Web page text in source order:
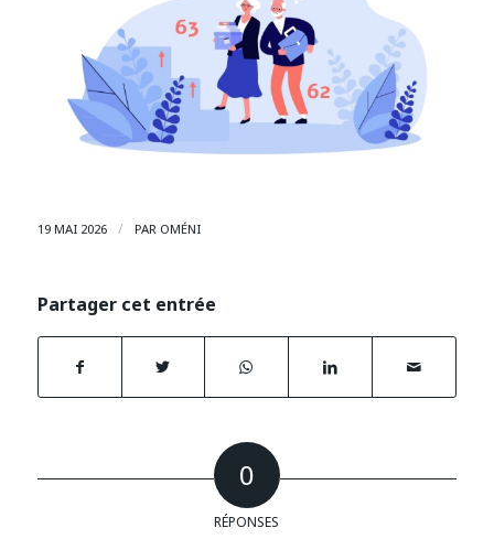
19 MAI 2026 / PAR OMÉNI
Partager cet entrée
0
RÉPONSES